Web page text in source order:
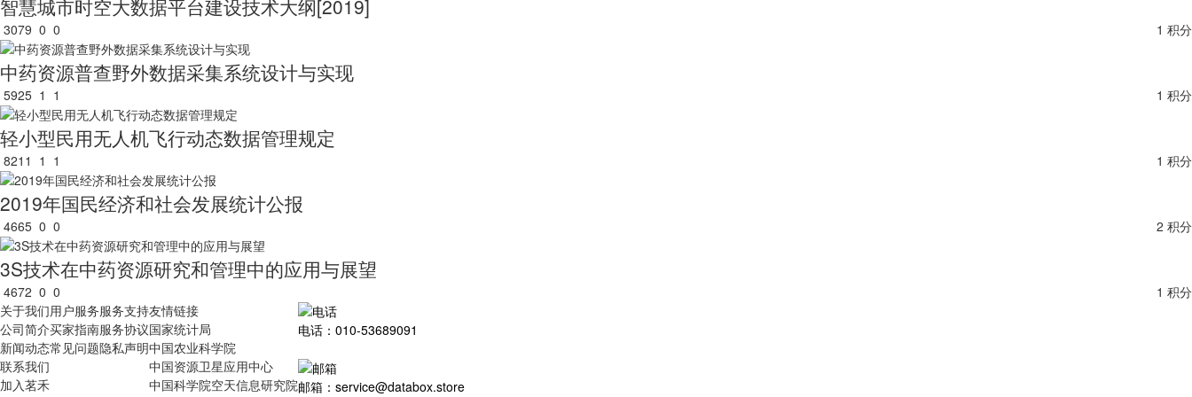
智慧城市时空大数据平台建设技术大纲[2019]
3079 0 0 1 积分
中药资源普查野外数据采集系统设计与实现
5925 1 1 1 积分
轻小型民用无人机飞行动态数据管理规定
8211 1 1 1 积分
2019年国民经济和社会发展统计公报
4665 0 0 2 积分
3S技术在中药资源研究和管理中的应用与展望
4672 0 0
1 积分
关于我们
公司简介
新闻动态
联系我们
加入茗禾
用户服务
买家指南
常见问题
服务支持
服务协议
隐私声明
友情链接
国家统计局
中国农业科学院
中国资源卫星应用中心
中国科学院空天信息研究院
电话：010-53689091
邮箱：service@databox.store